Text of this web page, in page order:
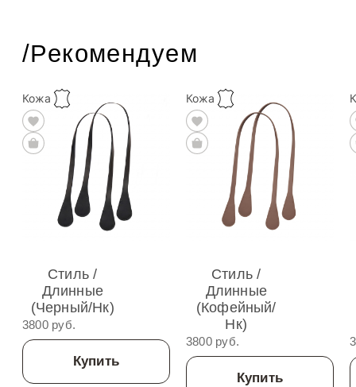
/Рекомендуем
Кожа
Стиль /
Длинные
(Черный/нк)
3800 руб.
Купить
Кожа
Стиль /
Длинные
(Кофейный/
Нк)
3800 руб.
Купить